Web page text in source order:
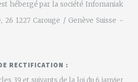
hébergé par la société Infomaniak
1227 Carouge / Genève Suisse -
RECTIFICATION :